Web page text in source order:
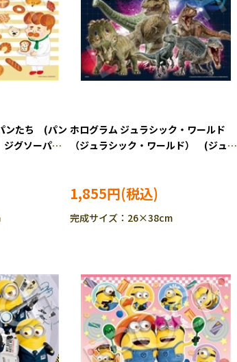
ンたち (パン
グソーパズ
ホログラム ジュラシック・ワールド
（ジュラシック・ワールド） (ジュラ
SU］
1,855円
完成サイズ：26×38cm